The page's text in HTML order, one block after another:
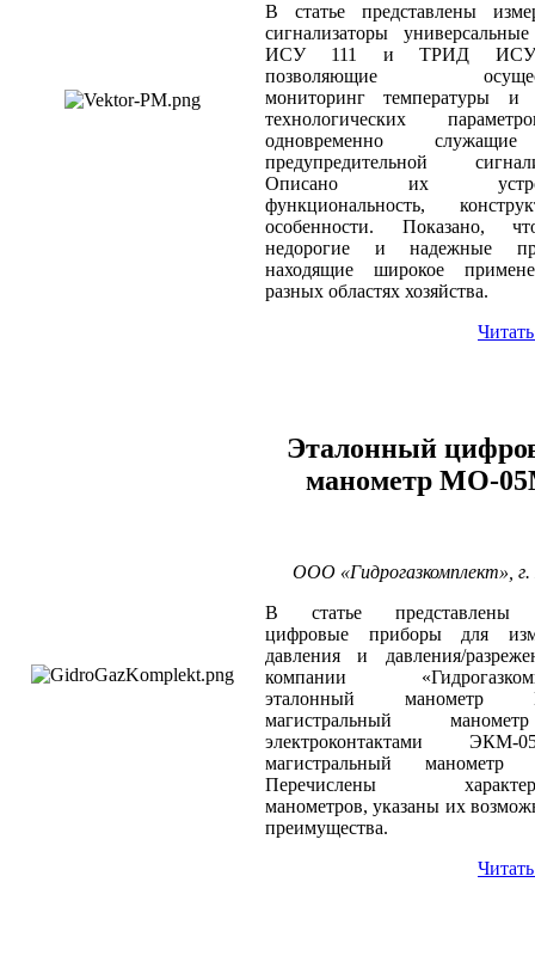
В статье представлены
сигнализаторы
ИСУ 111 и ТРИД ИСУ
позволяющие
мониторинг температуры и
технологических
одновременно
предупредительной
Описано их
функциональность,
особенности. Показано,
недорогие и надежные
находящие широкое
разных областях хозяйства.
Эталонный
манометр МО-
ООО «Гидрогазкомплект», г.
В статье представлены
цифровые приборы для
давления и давления/
компании
эталонный манометр
магистральный
электроконтактами
магистральный манометр
Перечислены
манометров, указаны их
преимущества.